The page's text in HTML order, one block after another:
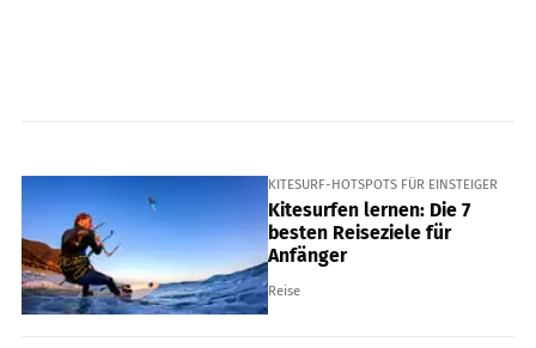
KITESURF-HOTSPOTS FÜR EINSTEIGER
Kitesurfen lernen: Die 7
besten Reiseziele für
Anfänger
Reise